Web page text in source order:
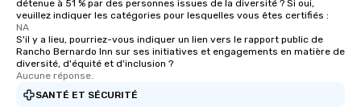
détenue à 51 % par des personnes issues de la diversité ? Si oui,
veuillez indiquer les catégories pour lesquelles vous êtes certifiés :
NA
S'il y a lieu, pourriez-vous indiquer un lien vers le rapport public de
Rancho Bernardo Inn sur ses initiatives et engagements en matière de
diversité, d'équité et d'inclusion ?
Aucune réponse.
SANTÉ ET SÉCURITÉ